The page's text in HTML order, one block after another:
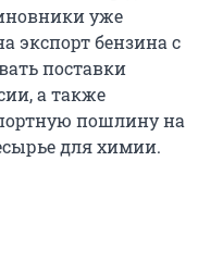
уже
экспорт бензина с
поставки
а также
пошлину на
для химии.